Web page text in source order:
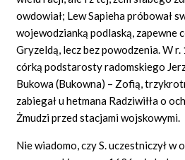
owdowiał; Lew Sapieha próbował
wojewodzianką podlaską, zapewne
Gryzeldą, lecz bez powodzenia. W r.
córką podstarosty radomskiego
Bukowa (Bukowna) – Zofią,
zabiegał u hetmana Radziwiłła o
Żmudzi przed stacjami wojskowymi.
Nie wiadomo, czy S. uczestniczył w